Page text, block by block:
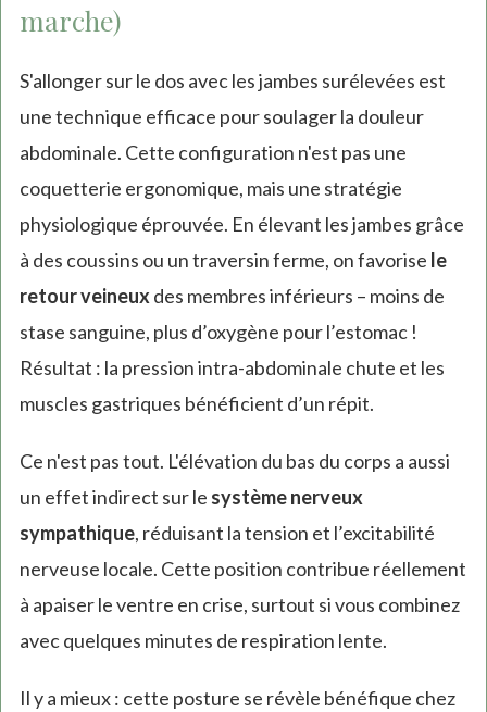
marche)
S'allonger sur le dos avec les jambes surélevées est
une technique efficace pour soulager la douleur
abdominale. Cette configuration n'est pas une
coquetterie ergonomique, mais une stratégie
physiologique éprouvée. En élevant les jambes grâce
à des coussins ou un traversin ferme, on favorise le
retour veineux des membres inférieurs – moins de
stase sanguine, plus d’oxygène pour l’estomac !
Résultat : la pression intra-abdominale chute et les
muscles gastriques bénéficient d’un répit.
Ce n'est pas tout. L'élévation du bas du corps a aussi
un effet indirect sur le système nerveux
sympathique, réduisant la tension et l’excitabilité
nerveuse locale. Cette position contribue réellement
à apaiser le ventre en crise, surtout si vous combinez
avec quelques minutes de respiration lente.
Il y a mieux : cette posture se révèle bénéfique chez